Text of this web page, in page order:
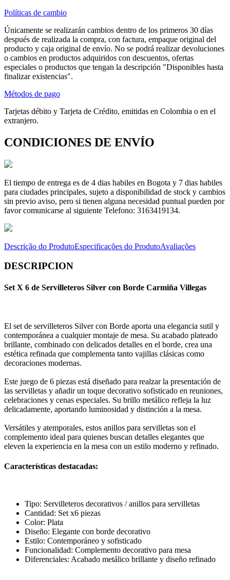
Políticas de cambio
Únicamente se realizarán cambios dentro de los primeros 30 días
después de realizada la compra, con factura, empaque original del
producto y caja original de envío. No se podrá realizar devoluciones
o cambios en productos adquiridos con descuentos, ofertas
especiales o productos que tengan la descripción "Disponibles hasta
finalizar existencias".
Métodos de pago
Tarjetas débito y Tarjeta de Crédito, emitidas en Colombia o en el
extranjero.
CONDICIONES DE ENVÍO
El tiempo de entrega es de 4 dias habiles en Bogota y 7 dias habiles
para ciudades principales, sujeto a disponibilidad de stock y cambios
sin previo aviso, pero si tienen alguna necesidad puntual pueden por
favor comunicarse al siguiente Telefono: 3163419134.
Descrição do ProdutoEspecificações do ProdutoAvaliações
DESCRIPCION
Set X 6 de Servilleteros Silver con Borde Carmiña Villegas
El set de servilleteros Silver con Borde aporta una elegancia sutil y
contemporánea a cualquier montaje de mesa. Su acabado plateado
brillante, combinado con delicados detalles en el borde, crea una
estética refinada que complementa tanto vajillas clásicas como
decoraciones modernas.
Este juego de 6 piezas está diseñado para realzar la presentación de
las servilletas y añadir un toque decorativo sofisticado en reuniones,
celebraciones y cenas especiales. Su brillo metálico refleja la luz
delicadamente, aportando luminosidad y distinción a la mesa.
Versátiles y atemporales, estos anillos para servilletas son el
complemento ideal para quienes buscan detalles elegantes que
eleven la experiencia en la mesa con un estilo moderno y refinado.
Características destacadas:
Tipo: Servilleteros decorativos / anillos para servilletas
Cantidad: Set x6 piezas
Color: Plata
Diseño: Elegante con borde decorativo
Estilo: Contemporáneo y sofisticado
Funcionalidad: Complemento decorativo para mesa
Diferenciales: Acabado metálico brillante y diseño refinado